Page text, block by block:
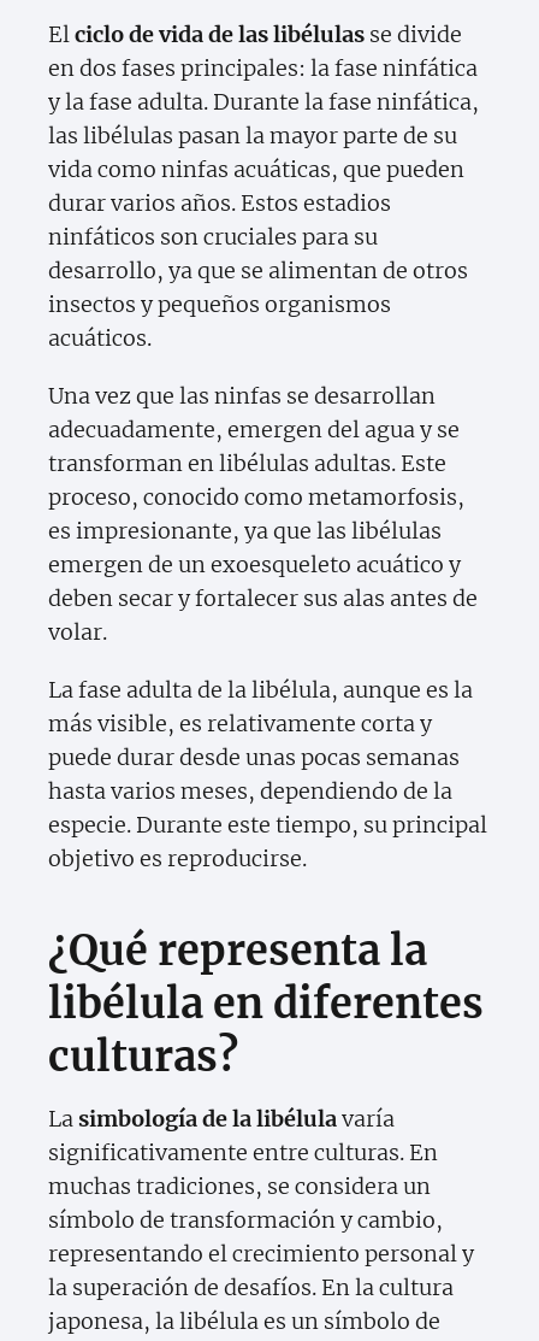
Elciclo de vida de las libélulas se divide
en dos fases principales: la fase ninfática
y la fase adulta. Durante la fase ninfática,
las libélulas pasan la mayor parte de su
vida como ninfas acuáticas, que pueden
durar varios años. Estos estadios
ninfáticos son cruciales para su
desarrollo, ya que se alimentan de otros
insectos y pequeños organismos
acuáticos.
Una vez que las ninfas se desarrollan
adecuadamente, emergen del agua y se
transforman en libélulas adultas. Este
proceso, conocido como metamorfosis,
es impresionante, ya que las libélulas
emergen de un exoesqueleto acuático y
deben secar y fortalecer sus alas antes de
volar.
La fase adulta de la libélula, aunque es la
más visible, es relativamente corta y
puede durar desde unas pocas semanas
hasta varios meses, dependiendo de la
especie. Durante este tiempo, su principal
objetivo es reproducirse.
¿Qué representa la
libélula en diferentes
culturas?
La simbología de la libélulavaría
significativamente entre culturas. En
muchas tradiciones, se considera un
símbolo de transformación y cambio,
representando el crecimiento personal y
la superación de desafíos. En la cultura
japonesa, la libélula es un símbolo de